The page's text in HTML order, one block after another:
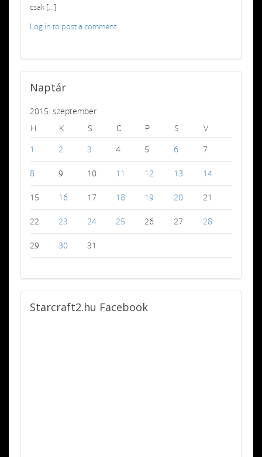
csak [...]
Log in to post a comment.
Naptár
2015. szeptember
H
K S C P S
V
1
2 3 4 5 6 7
8 9 10 11 12 13 14
15 16 17 18 19 20 21
22 23 24 25 26 27 28
29 30 31
Starcraft2.hu Facebook